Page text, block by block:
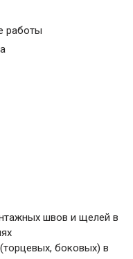
работы
швов и щелей в
боковых) в